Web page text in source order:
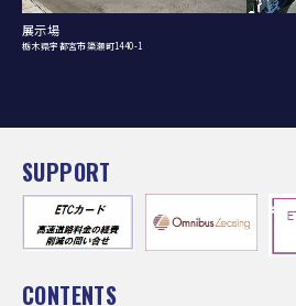
展示場
栃木県宇都宮市簗瀬町1440-1
SUPPORT
CONTENTS